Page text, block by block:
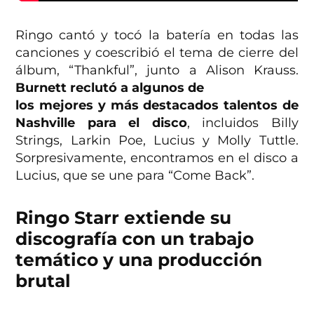
Ringo cantó y tocó la batería en todas las
canciones y coescribió el tema de cierre del
álbum, “Thankful”, junto a Alison Krauss.
Burnett reclutó a algunos de
los mejores y más destacados talentos de
Nashville para el disco, incluidos Billy
Strings, Larkin Poe, Lucius y Molly Tuttle.
Sorpresivamente, encontramos en el disco a
Lucius, que se une para “Come Back”.
Ringo Starr extiende su
discografía con un trabajo
temático y una producción
brutal